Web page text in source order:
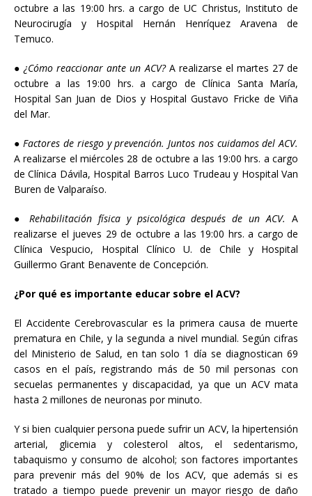
octubre a las 19:00 hrs. a cargo de UC Christus, Instituto de
Neurocirugía y Hospital Hernán Henríquez Aravena de
Temuco.
●¿Cómo reaccionar ante un ACV?A realizarse el martes 27 de
octubre a las 19:00 hrs. a cargo de Clínica Santa María,
Hospital San Juan de Dios y Hospital Gustavo Fricke de Viña
del Mar.
● Factores de riesgo y prevención. Juntos nos cuidamos del ACV.
A realizarse el miércoles 28 de octubre a las 19:00 hrs. a cargo
de Clínica Dávila, Hospital Barros Luco Trudeau y Hospital Van
Buren de Valparaíso.
● Rehabilitación física y psicológica después de un ACV. A
realizarse el jueves 29 de octubre a las 19:00 hrs. a cargo de
Clínica Vespucio, Hospital Clínico U. de Chile y Hospital
Guillermo Grant Benavente de Concepción.
¿Por qué es importante educar sobre el ACV?
El Accidente Cerebrovascular es la primera causa de muerte
prematura en Chile, y la segunda a nivel mundial. Según cifras
del Ministerio de Salud, en tan solo 1 día se diagnostican 69
casos en el país, registrando más de 50 mil personas con
secuelas permanentes y discapacidad, ya que un ACV mata
hasta 2 millones de neuronas por minuto.
Y si bien cualquier persona puede sufrir un ACV, la hipertensión
arterial, glicemia y colesterol altos, el sedentarismo,
tabaquismo y consumo de alcohol; son factores importantes
para prevenir más del 90% de los ACV, que además si es
tratado a tiempo puede prevenir un mayor riesgo de daño